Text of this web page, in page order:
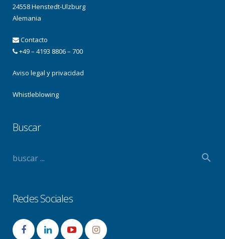
24558 Henstedt-Ulzburg
Alemania
Contacto
+49 – 4193 8806 – 700
Aviso legal y privacidad
Whistleblowing
Buscar
Redes Sociales